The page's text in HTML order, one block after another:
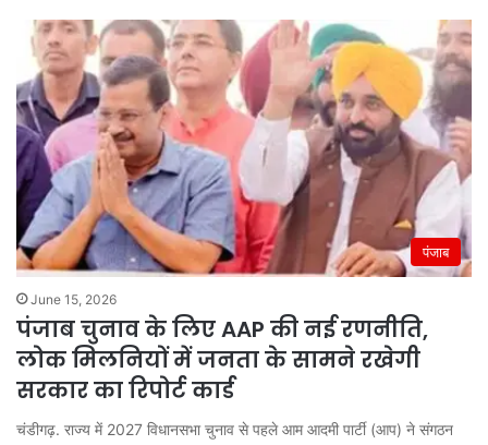
पंजाब
June 15, 2026
पंजाब चुनाव के लिए AAP की नई रणनीति,
लोक मिलनियों में जनता के सामने रखेगी
सरकार का रिपोर्ट कार्ड
चंडीगढ़. राज्य में 2027 विधानसभा चुनाव से पहले आम आदमी पार्टी (आप) ने संगठन